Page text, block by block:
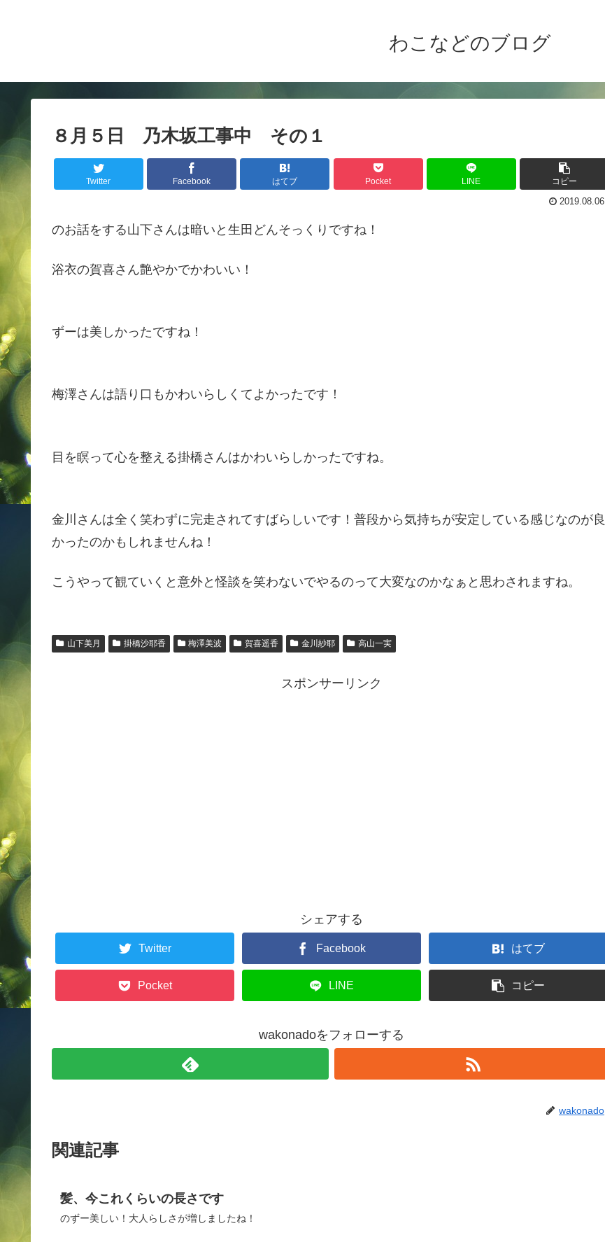
わこなどのブログ
８月５日 乃木坂工事中 その１
Twitter Facebook はてブ Pocket LINE コピー
2019.08.06
のお話をする山下さんは暗いと生田どんそっくりですね！
浴衣の賀喜さん艶やかでかわいい！
ずーは美しかったですね！
梅澤さんは語り口もかわいらしくてよかったです！
目を瞑って心を整える掛橋さんはかわいらしかったですね。
金川さんは全く笑わずに完走されてすばらしいです！普段から気持ちが安定している感じなのが良
かったのかもしれませんね！
こうやって観ていくと意外と怪談を笑わないでやるのって大変なのかなぁと思わされますね。
山下美月 掛橋沙耶香 梅澤美波 賀喜遥香 金川紗耶 高山一実
スポンサーリンク
シェアする
Twitter Facebook はてブ
Pocket LINE コピー
wakonadoをフォローする
wakonado
関連記事
髪、今これくらいの長さです
のずー美しい！大人らしさが増しましたね！